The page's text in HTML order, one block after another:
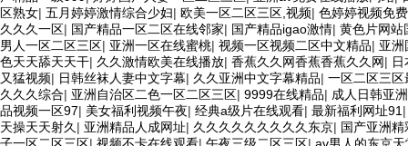
区熟女| 五月婷婷激情综合少妇| 欧美一区二区三区,视频| 色婷婷视频免
久久久一区| 国产精品一区二区在线邻家| 国产精品igao激情| 黄色片网站
男人一区二区三区| 亚洲一区在线蜜桃| 视频一区视频二区中文精品| 亚
色天天舔天天干| 久久激情欧美在线播放| 香蕉久久网香蕉香蕉久久网|
又猛视频| 日韩丝袜人妻中文字幕| 久久亚洲中文字幕精品| 一区二区三
久久久综合| 亚洲自治区二色一区二区三区| 9999在线精品| 成人日韩亚
品视频一区97| 美女福利视频午夜| 经典a级片在线观看| 最新福利网址91
天操天天射久 | 亚洲精品人成网址| 久久久久久久久久久东京| 国产亚洲
子一区二区三区| 视频不卡在线观看| 午夜三级二区三区| av男人的东京天